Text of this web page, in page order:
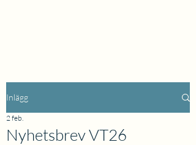
Inlägg
Nyhetsbrev VT26
2 feb.